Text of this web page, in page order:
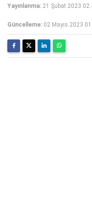
Yayınlanma: 21 Şubat 2023
Güncelleme: 02 Mayıs 2023